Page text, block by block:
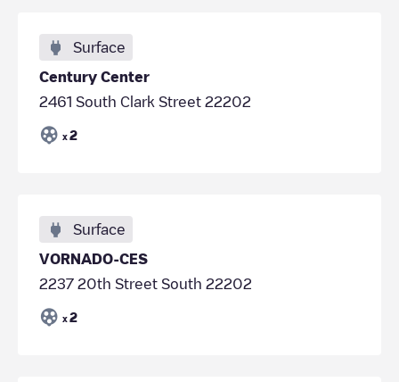
Surface
Century Center
2461 South Clark Street 22202
x 2
Surface
VORNADO-CES
2237 20th Street South 22202
x 2